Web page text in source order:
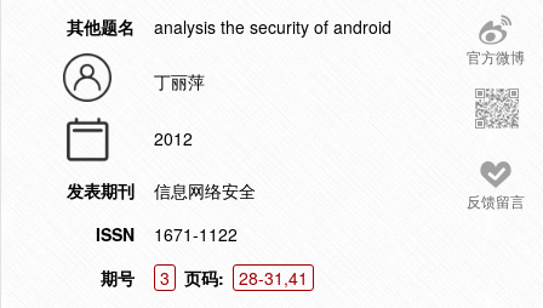
官方微博
反馈留言
其他题名 analysis the security of android
丁丽萍
2012
发表期刊
信息网络安全
ISSN
1671-1122
期号
3 页码:
28-31,41